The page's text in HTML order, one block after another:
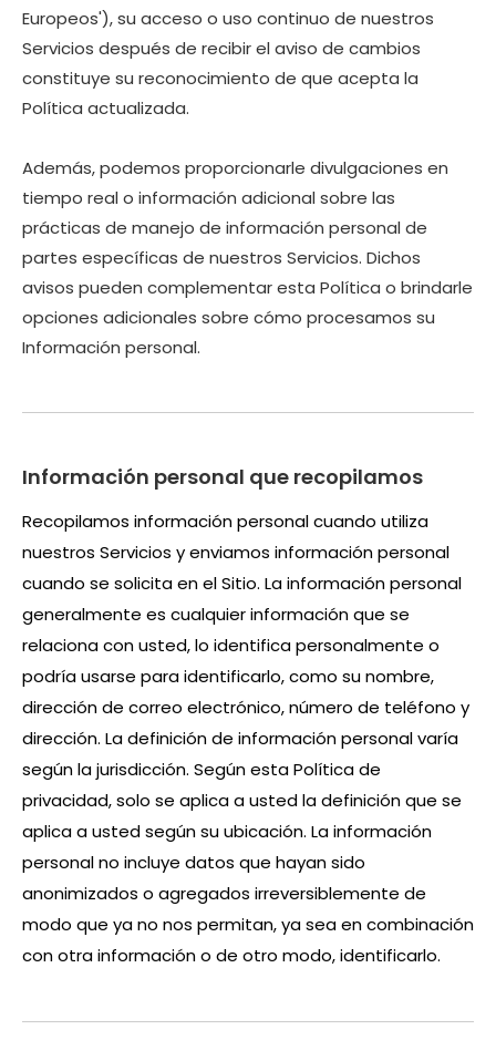
Europeos'), su acceso o uso continuo de nuestros
Servicios después de recibir el aviso de cambios
constituye su reconocimiento de que acepta la
Política actualizada.
Además, podemos proporcionarle divulgaciones en
tiempo real o información adicional sobre las
prácticas de manejo de información personal de
partes específicas de nuestros Servicios. Dichos
avisos pueden complementar esta Política o brindarle
opciones adicionales sobre cómo procesamos su
Información personal.
Información personal que recopilamos
Recopilamos información personal cuando utiliza
nuestros Servicios y enviamos información personal
cuando se solicita en el Sitio. La información personal
generalmente es cualquier información que se
relaciona con usted, lo identifica personalmente o
podría usarse para identificarlo, como su nombre,
dirección de correo electrónico, número de teléfono y
dirección. La definición de información personal varía
según la jurisdicción. Según esta Política de
privacidad, solo se aplica a usted la definición que se
aplica a usted según su ubicación. La información
personal no incluye datos que hayan sido
anonimizados o agregados irreversiblemente de
modo que ya no nos permitan, ya sea en combinación
con otra información o de otro modo, identificarlo.